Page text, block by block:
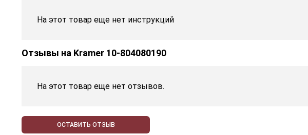
На этот товар еще нет инструкций
Отзывы на Kramer 10-804080190
На этот товар еще нет отзывов.
ОСТАВИТЬ ОТЗЫВ